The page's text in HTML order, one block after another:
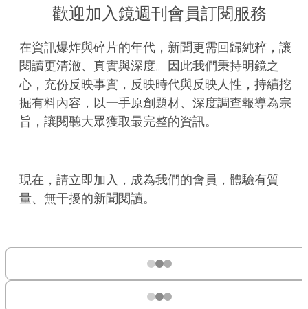
歡迎加入鏡週刊會員訂閱服務
在資訊爆炸與碎片的年代，新聞更需回歸純粹，讓
閱讀更清澈、真實與深度。因此我們秉持明鏡之
心，充份反映事實，反映時代與反映人性，持續挖
掘有料內容，以一手原創題材、深度調查報導為宗
旨，讓閱聽大眾獲取最完整的資訊。
現在，請立即加入，成為我們的會員，體驗有質
量、無干擾的新聞閱讀。